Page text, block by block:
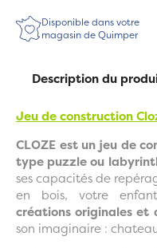
Disponible dans votre
magasin de Quimper
Description du
Jeu de construction
CLOZE est un jeu de
type puzzle ou
ses capacités de
en bois, votre
créations originales et
son imaginaire :